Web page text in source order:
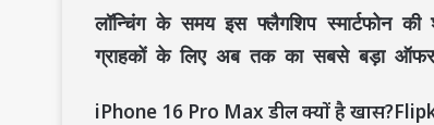
लॉन्चिंग के समय इस फ्लैगशिप स्मार्टफोन
ग्राहकों के लिए अब तक का सबसे बड़ा
iPhone 16 Pro Max डील क्यों है